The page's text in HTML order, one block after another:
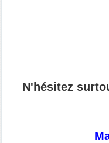
N'hésitez